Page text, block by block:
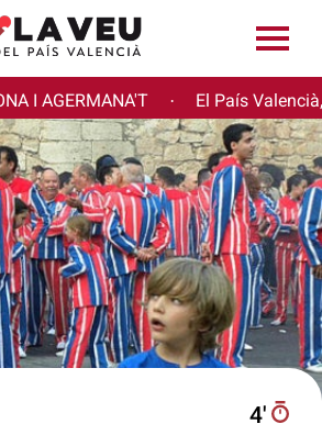
I AGERMANA'T · El País
4′